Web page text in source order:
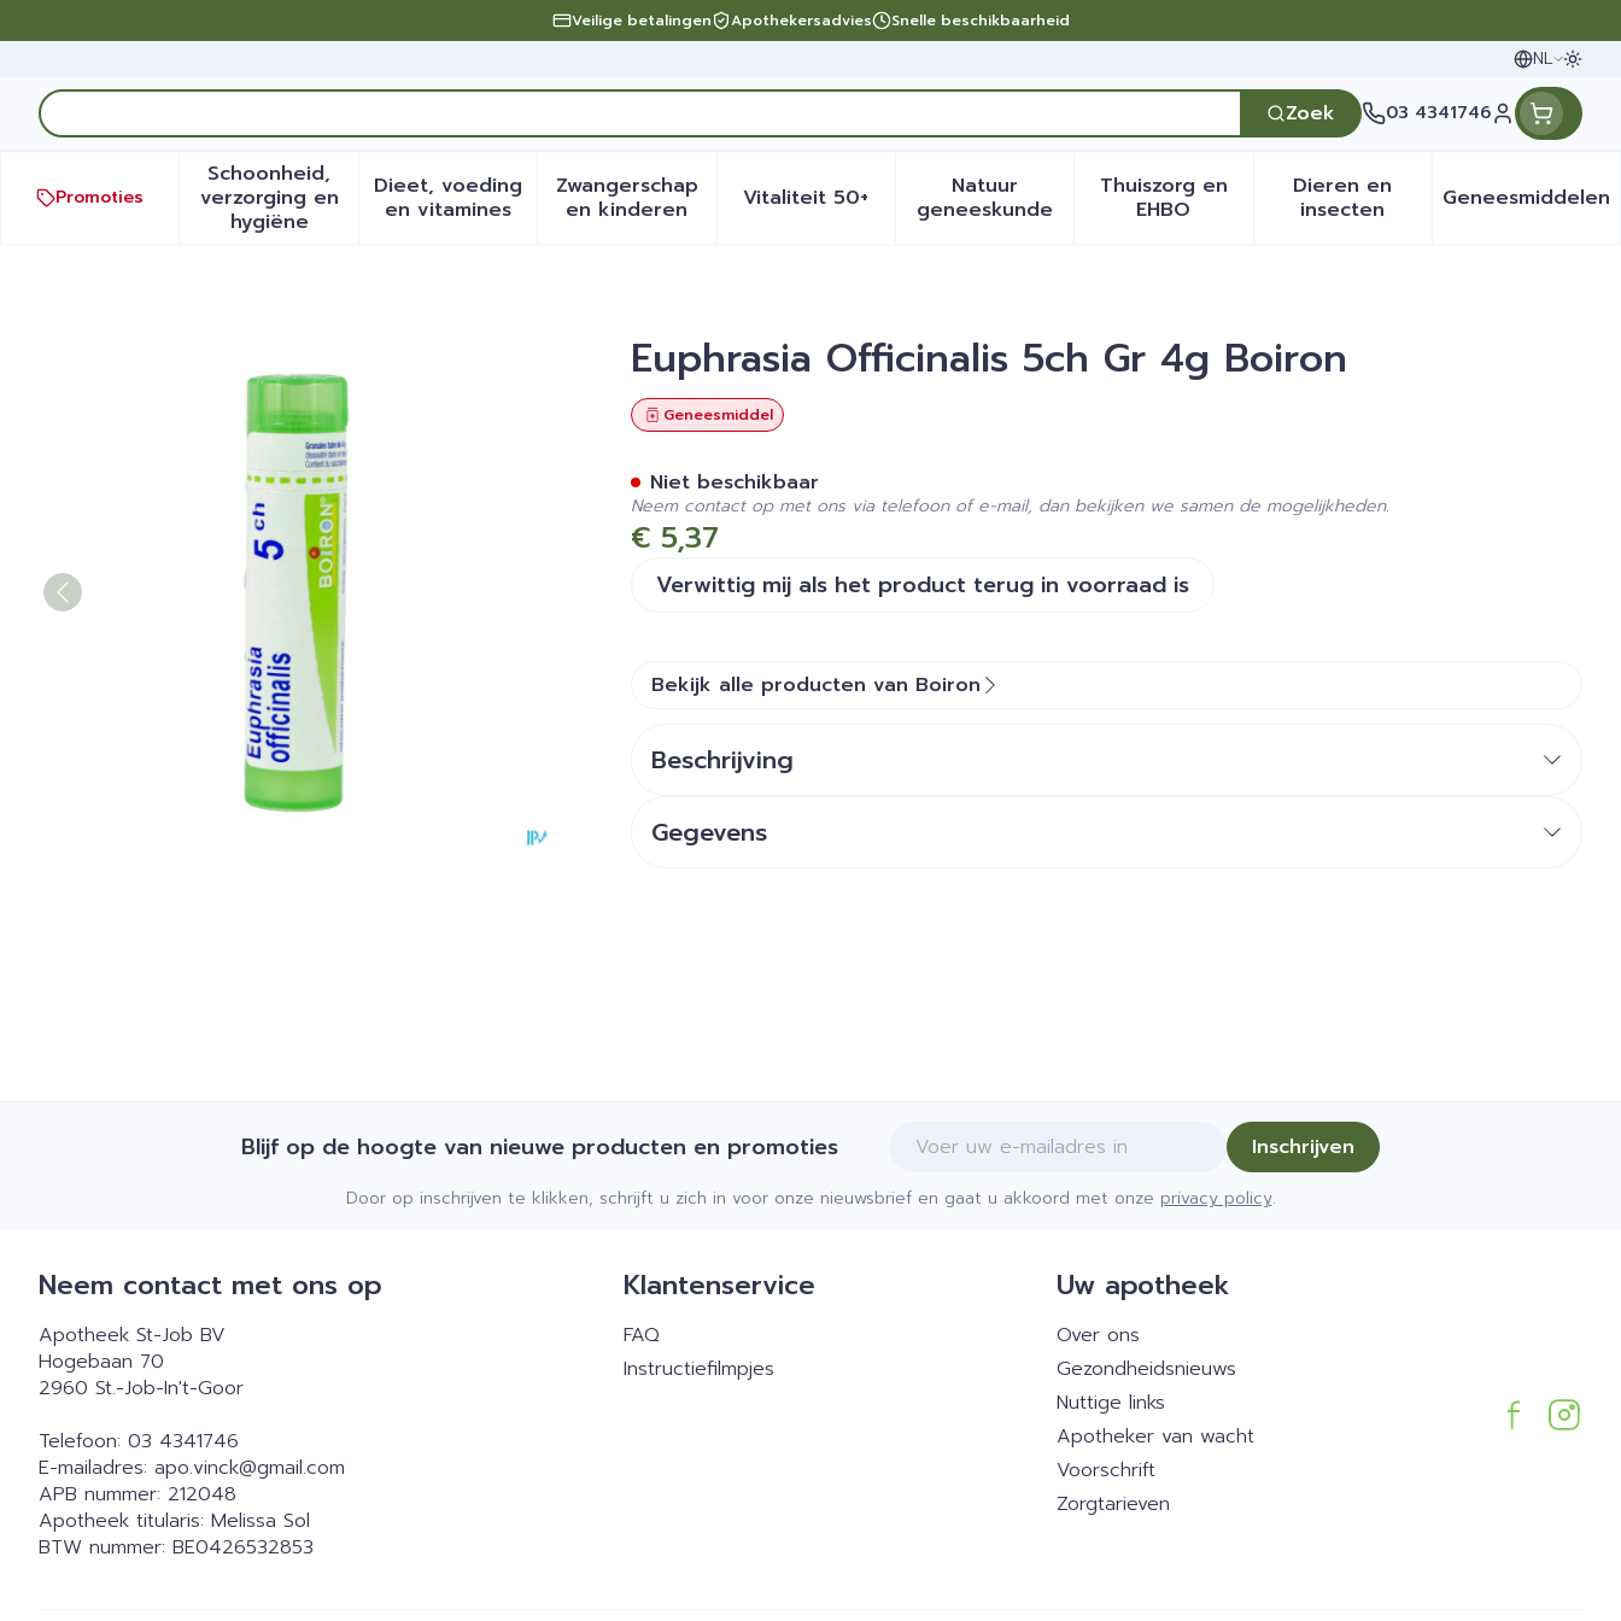
Veilige betalingen Apothekersadvies Snelle beschikbaarheid
NL
Talen
Product, merk, categorie...
Zoek 03 4341746
Klant menu
Promoties
Schoonheid,
verzorging en
hygiëneToon submenu voor Schoonheid, verzorging en hygiëne categorie
Dieet, voeding
en vitamines
Toon submenu voor Dieet, voeding en vitamines categorie
Zwangerschap
en kinderenToon submenu voor Zwangerschap en kinderen categorie
Vitaliteit 50+Toon submenu voor Vitaliteit 50+ categorie
Natuur
geneeskundeToon submenu voor Natuur geneeskunde categorie
Thuiszorg en
EHBOToon submenu voor Thuiszorg en EHBO
Dieren en
insectenToon submenu voor
Geneesmiddelen
Toon
Euphrasia Officinalis 5ch Gr 4g BoironEuphrasia Officinalis 5ch Gr 4g Boiron
Geneesmiddel
€ 5,37
Verwittig mij als het product terug in voorraad is
Niet beschikbaar
Neem contact op met ons via telefoon of e-mail, dan bekijken we samen de mogelijkheden.
Bekijk alle producten van Boiron
Beschrijving
Gegevens
Blijf op de hoogte van nieuwe producten en promoties Inschrijven
Door op inschrijven te klikken, schrijft u zich in voor onze nieuwsbrief en gaat u akkoord met onze privacy policy.
Neem contact met ons op
Apotheek St-Job BV
Hogebaan 70
2960 St.-Job-In't-Goor
Telefoon: 03 4341746
E-mailadres: apo.vinck@gmail.com
APB nummer: 212048
Apotheek titularis: Melissa Sol
BTW nummer: BE0426532853
Klantenservice
FAQ
Instructiefilmpjes
Uw apotheek
Over ons
Gezondheidsnieuws
Nuttige links
Apotheker van wacht
Voorschrift
Zorgtarieven